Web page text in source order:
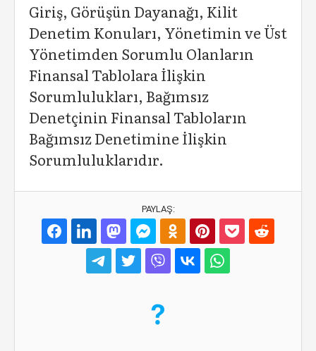
Giriş, Görüşün Dayanağı, Kilit
Denetim Konuları, Yönetimin ve Üst
Yönetimden Sorumlu Olanların
Finansal Tablolara İlişkin
Sorumlulukları, Bağımsız
Denetçinin Finansal Tabloların
Bağımsız Denetimine İlişkin
Sorumluluklarıdır.
PAYLAŞ: